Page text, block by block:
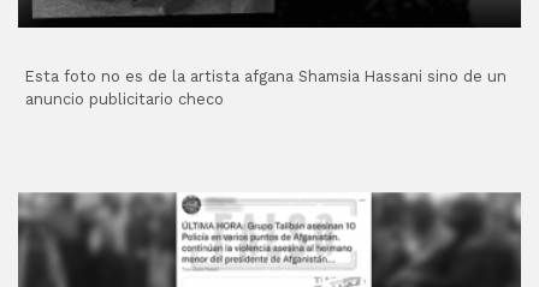
Esta foto no es de la artista afgana Shamsia Hassani sino de un
anuncio publicitario checo